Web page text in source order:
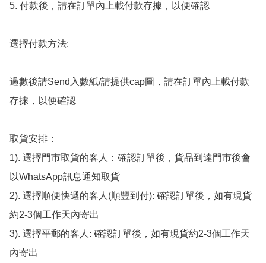
5. 付款後，請在訂單內上載付款存據，以便確認
選擇付款方法:
過數後請Send入數紙/請提供cap圖，請在訂單內上載付款
存據，以便確認
取貨安排：
1). 選擇門市取貨的客人：確認訂單後，貨品到達門市後會
以WhatsApp訊息通知取貨
2). 選擇順便快遞的客人(順豐到付): 確認訂單後，如有現貨
約2-3個工作天內寄出
3). 選擇平郵的客人: 確認訂單後，如有現貨約2-3個工作天
內寄出